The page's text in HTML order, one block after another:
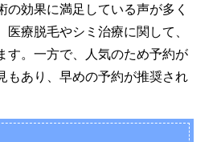
の効果に満足している声が多く
医療脱毛やシミ治療に関して、
す。一方で、人気のため予約が
もあり、早めの予約が推奨され